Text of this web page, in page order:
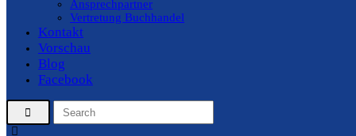
Ansprechpartner
Vertretung Buchhandel
Kontakt
Vorschau
Blog
Facebook